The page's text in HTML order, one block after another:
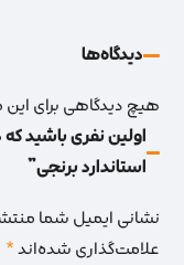
دیدگاه‌‌ها
هیچ دیدگاهی برای
اولین نفری باشید
استاندارد برنجی”
نشانی ایمیل شما
علامت‌گذاری شده‌اند*